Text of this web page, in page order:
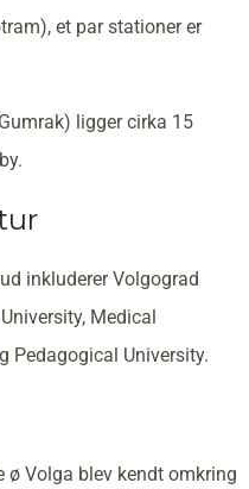
et par stationer er
ligger cirka 15
inkluderer Volgograd
Medical
Pedagogical University.
Volga blev kendt omkring